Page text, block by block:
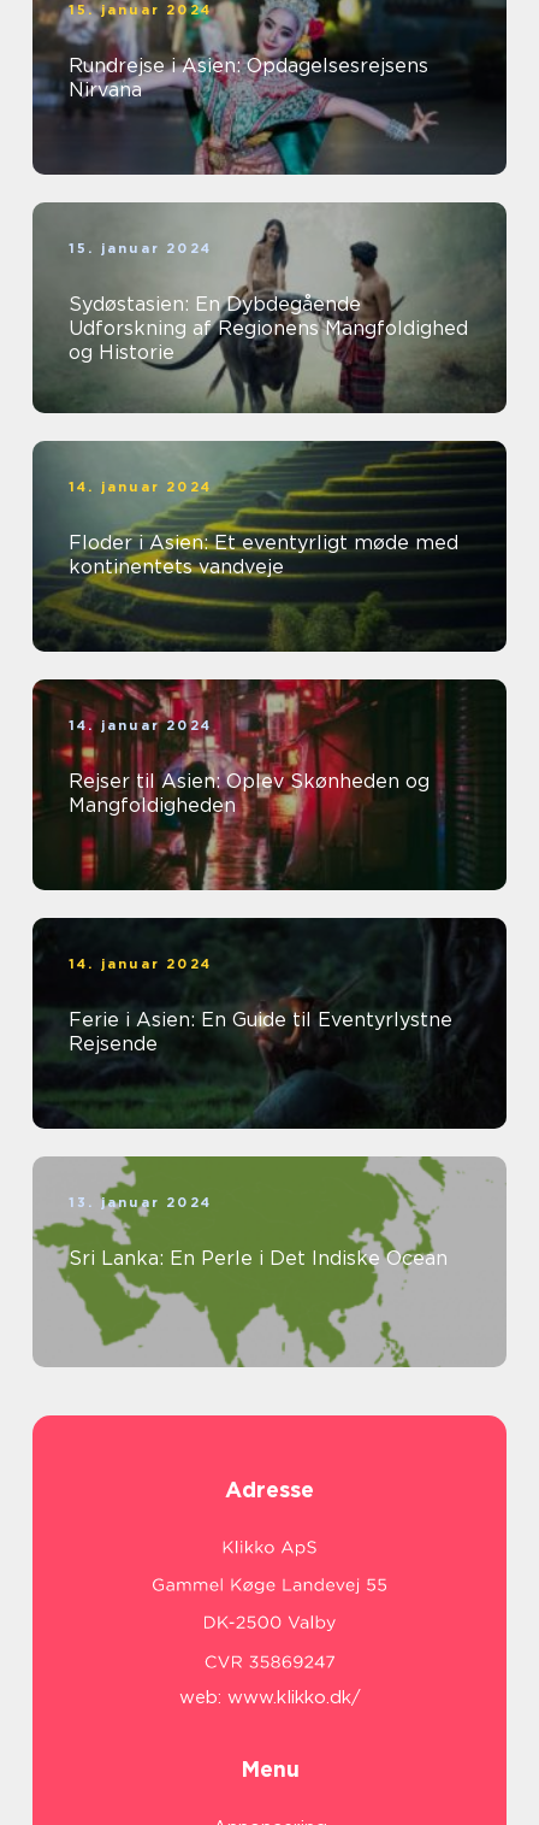
15. januar 2024
Rundrejse i Asien: Opdagelsesrejsens
Nirvana
15. januar 2024
Sydøstasien: En Dybdegående
Udforskning af Regionens Mangfoldighed
og Historie
14. januar 2024
Floder i Asien: Et eventyrligt møde med
kontinentets vandveje
14. januar 2024
Rejser til Asien: Oplev Skønheden og
Mangfoldigheden
14. januar 2024
Ferie i Asien: En Guide til Eventyrlystne
Rejsende
13. januar 2024
Sri Lanka: En Perle i Det Indiske Ocean
Adresse
web: www.klikko.dk/
Menu